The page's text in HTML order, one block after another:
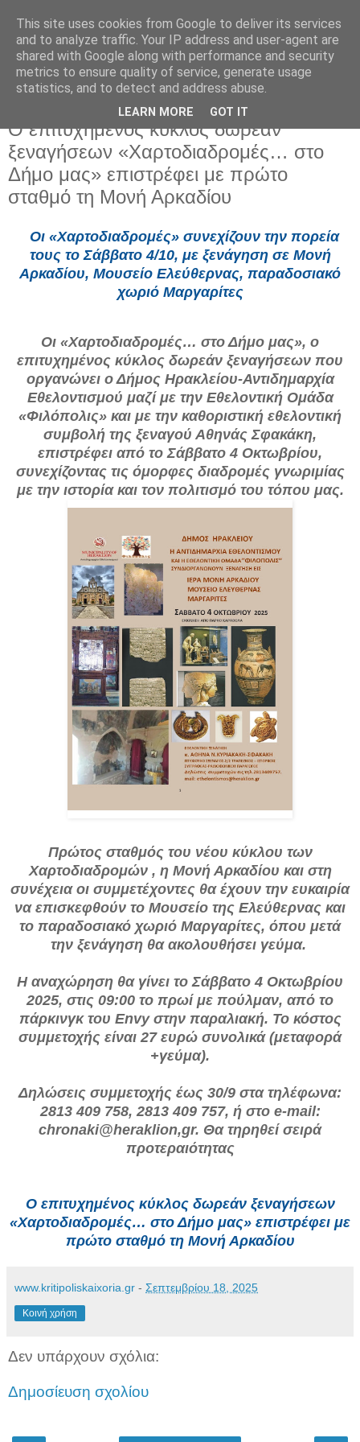
Πέμπτη 18 Σεπτεμβρίου 2025
Ο επιτυχημένος κύκλος δωρεάν
ξεναγήσεων «Χαρτοδιαδρομές… στο
Δήμο μας» επιστρέφει με πρώτο
σταθμό τη Μονή Αρκαδίου
Οι «Χαρτοδιαδρομές» συνεχίζουν την πορεία
τους το Σάββατο 4/10, με ξενάγηση σε Μονή
Αρκαδίου, Μουσείο Ελεύθερνας, παραδοσιακό
χωριό Μαργαρίτες
Οι «Χαρτοδιαδρομές… στο Δήμο μας», ο
επιτυχημένος κύκλος δωρεάν ξεναγήσεων που
οργανώνει ο Δήμος Ηρακλείου-Αντιδημαρχία
Εθελοντισμού μαζί με την Εθελοντική Ομάδα
«Φιλόπολις» και με την καθοριστική εθελοντική
συμβολή της ξεναγού Αθηνάς Σφακάκη,
επιστρέφει από το Σάββατο 4 Οκτωβρίου,
συνεχίζοντας τις όμορφες διαδρομές γνωριμίας
με την ιστορία και τον πολιτισμό του τόπου μας.
Πρώτος σταθμός του νέου κύκλου των
Χαρτοδιαδρομών , η Μονή Αρκαδίου και στη
συνέχεια οι συμμετέχοντες θα έχουν την ευκαιρία
να επισκεφθούν το Μουσείο της Ελεύθερνας και
το παραδοσιακό χωριό Μαργαρίτες, όπου μετά
την ξενάγηση θα ακολουθήσει γεύμα.
Η αναχώρηση θα γίνει το Σάββατο 4 Οκτωβρίου
2025, στις 09:00 το πρωί με πούλμαν, από το
πάρκινγκ του Envy στην παραλιακή. Το κόστος
συμμετοχής είναι 27 ευρώ συνολικά (μεταφορά
+γεύμα).
Δηλώσεις συμμετοχής έως 30/9 στα τηλέφωνα:
2813 409 758, 2813 409 757, ή στο e-mail:
chronaki@heraklion,gr. Θα τηρηθεί σειρά
προτεραιότητας
Ο επιτυχημένος κύκλος δωρεάν ξεναγήσεων
«Χαρτοδιαδρομές… στο Δήμο μας» επιστρέφει με
πρώτο σταθμό τη Μονή Αρκαδίου
www.kritipoliskaixoria.gr - Σεπτεμβρίου 18, 2025
Κοινή χρήση
Δεν υπάρχουν σχόλια:
Δημοσίευση σχολίου
This site uses cookies from Google to deliver its services
and to analyze traffic. Your IP address and user-agent are
shared with Google along with performance and security
metrics to ensure quality of service, generate usage
statistics, and to detect and address abuse.
LEARN MORE GOT IT